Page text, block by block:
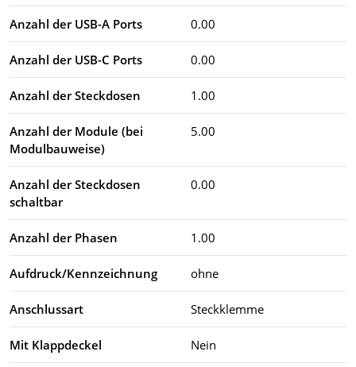
Anzahl der USB-A Ports 0.00
Anzahl der USB-C Ports 0.00
Anzahl der Steckdosen 1.00
Anzahl der Module (bei
Modulbauweise)
5.00
Anzahl der Steckdosen
schaltbar
0.00
Anzahl der Phasen 1.00
Aufdruck/Kennzeichnung ohne
Anschlussart Steckklemme
Mit Klappdeckel Nein